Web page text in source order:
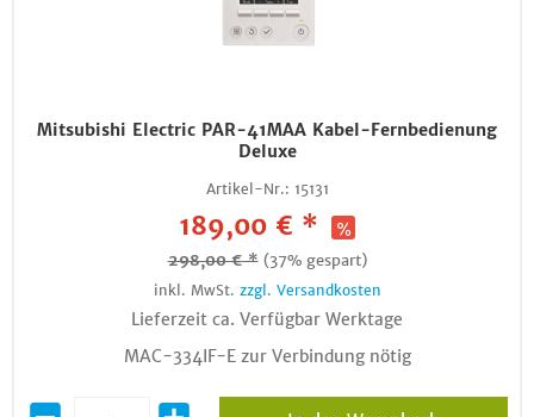
Mitsubishi Electric PAR-41MAA Kabel-Fernbedienung
Deluxe
Artikel-Nr.: 15131
189,00 € *
298,00 € * (37% gespart)
inkl. MwSt. zzgl. Versandkosten
Lieferzeit ca. Verfügbar Werktage
MAC-334IF-E zur Verbindung nötig